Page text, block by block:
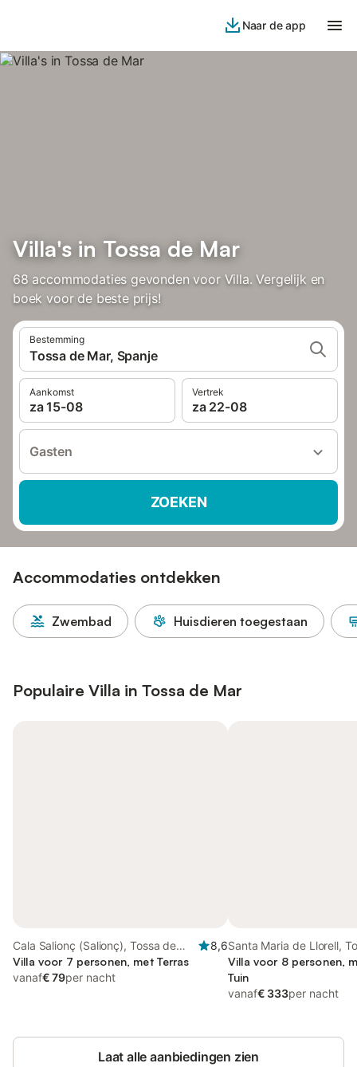
Naar de app
Villa's in Tossa de Mar
68 accommodaties gevonden voor Villa. Vergelijk en
boek voor de beste prijs!
Bestemming
Tossa de Mar, Spanje
Aankomst
za 15-08
Vertrek
za 22-08
Gasten
ZOEKEN
Accommodaties ontdekken
Zwembad Huisdieren toegestaan
Populaire Villa in Tossa de Mar
Cala Salionç (Salionç), Tossa de
Mar
8,6
Villa voor 7 personen, met Terras
vanaf€ 79per nacht
Santa Maria de Llorell,
Mar
Villa voor 8 personen,
Tuin
vanaf€ 333per nacht
Laat alle aanbiedingen zien